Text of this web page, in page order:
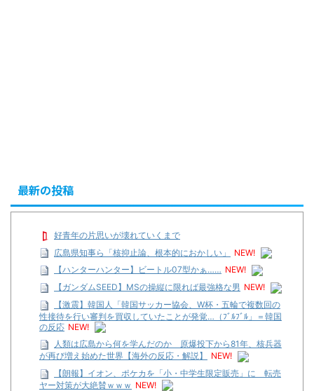
最新の投稿
好青年の片思いが壊れていくまで
広島県知事ら「核抑止論、根本的におかしい」
NEW!
【ハンターハンター】ビートル07型かぁ…… NEW!
【ガンダムSEED】MSの操縦に限れば最強格な男 NEW!
【激震】韓国人「韓国サッカー協会、W杯・五輪で複数回の
性接待を行い審判を買収していたことが発覚…（ﾌﾞﾙﾌﾞﾙ」＝韓国
の反応 NEW!
人類は広島から何を学んだのか 原爆投下から81年、核兵器
が再び増え始めた世界【海外の反応・解説】
NEW!
【朗報】イオン、ポケカを「小・中学生限定販売」に 転売
ヤー対策が大絶賛ｗｗｗ NEW!